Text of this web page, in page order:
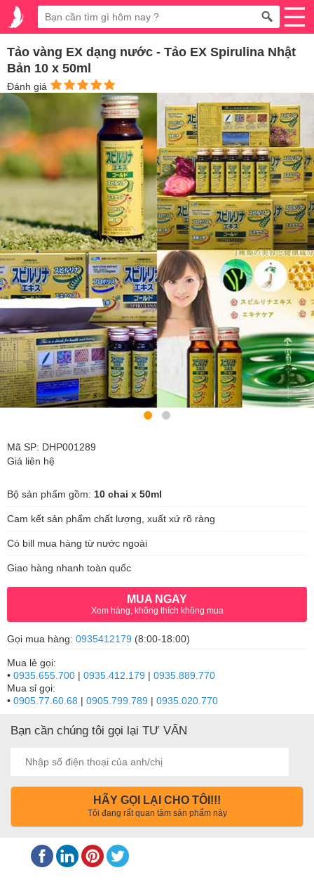
Tảo vàng EX dạng nước - Tảo EX Spirulina Nhật
Bản 10 x 50ml
Đánh giá
Mã SP: DHP001289
Giá liên hệ
Bộ sản phẩm gồm: 10 chai x 50ml
Cam kết sản phẩm chất lượng, xuất xứ rõ ràng
Có bill mua hàng từ nước ngoài
Giao hàng nhanh toàn quốc
MUA NGAY
Xem hàng, không thích không mua
Gọi mua hàng: 0935412179 (8:00-18:00)
Mua lẻ gọi:
• 0935.655.700 | 0935.412.179 | 0935.889.770
Mua sỉ gọi:
• 0905.77.60.68 | 0905.799.789 | 0935.020.770
Bạn cần chúng tôi gọi lại TƯ VẤN
HÃY GỌI LẠI CHO TÔI!!!
Tôi đang rất quan tâm sản phẩm này